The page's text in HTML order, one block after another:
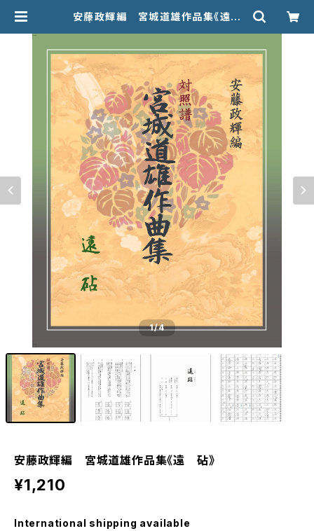
安藤政輝編 宮城道雄作品集《遠
1/4
安藤政輝編 宮城道雄作品集《遠 砧》
¥1,210
International shipping available